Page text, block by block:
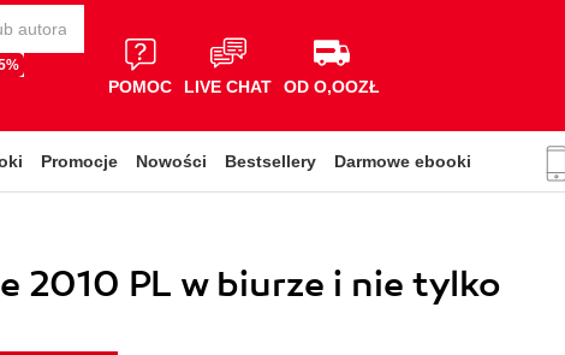
POMOC LIVE CHAT OD O,OOZŁ
Promocje Nowości Bestsellery Darmowe ebooki
2010 PL w biurze i nie tylko